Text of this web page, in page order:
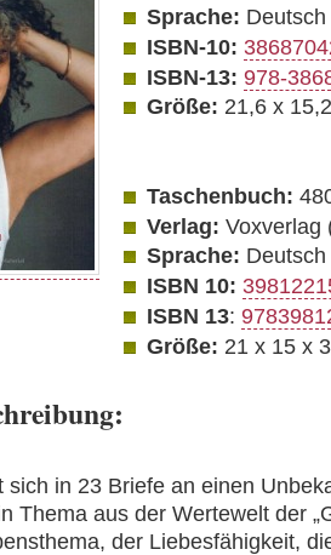
Sprache: Deutsch
ISBN-10:
ISBN-13: 978-
Größe: 21,6 x
Taschenbuch:
Verlag: Voxverlag
Sprache: Deutsch
ISBN 10:
ISBN 13:
Größe: 21 x 15 x
sich in 23 Briefe an einen
Thema aus der Wertewelt der
der Liebesfähigkeit,